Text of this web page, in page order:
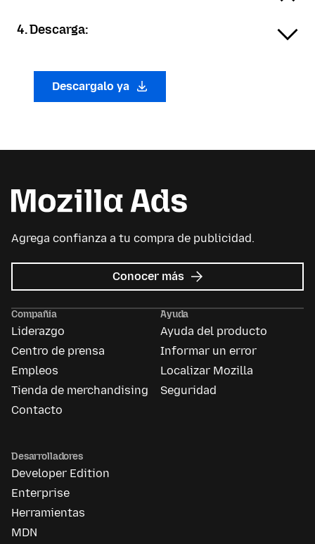
4. Descarga:
Descargalo ya
Agrega confianza a tu compra de publicidad.
Conocer más sobre
Mozilla
Compañía
Liderazgo
Centro de prensa
Empleos
Tienda de merchandising
Contacto
Ayuda
Ayuda del producto
Informar un error
Localizar Mozilla
Seguridad
Desarrolladores
Developer Edition
Enterprise
Herramientas
MDN